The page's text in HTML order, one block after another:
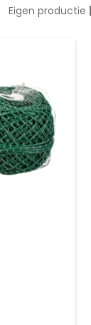
Eigen productie